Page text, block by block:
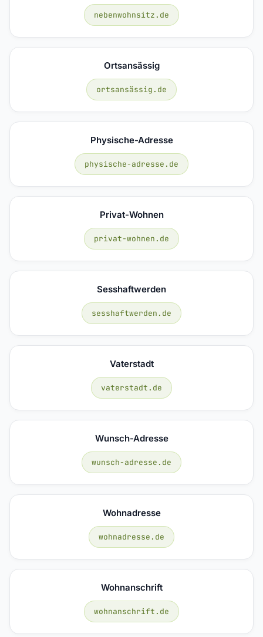
nebenwohnsitz.de
Ortsansässig
ortsansässig.de
Physische-Adresse
physische-adresse.de
Privat-Wohnen
privat-wohnen.de
Sesshaftwerden
sesshaftwerden.de
Vaterstadt
vaterstadt.de
Wunsch-Adresse
wunsch-adresse.de
Wohnadresse
wohnadresse.de
Wohnanschrift
wohnanschrift.de